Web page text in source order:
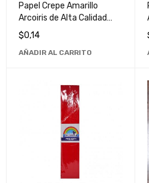
Papel Crepe Amarillo
Arcoiris de Alta Calidad
para Manualidades y
Decoraciones
$0,14
AÑADIR AL CARRITO